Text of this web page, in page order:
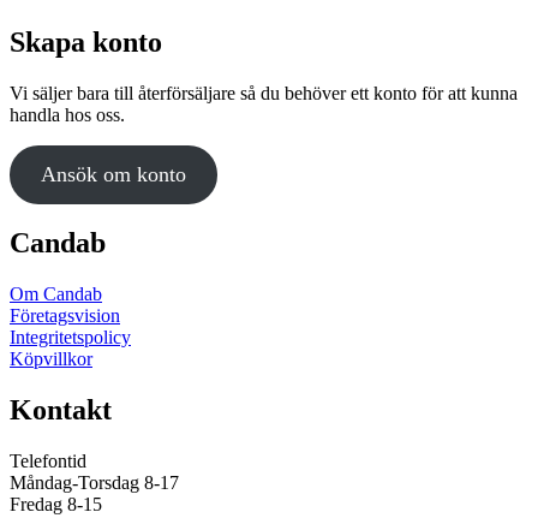
varianter.
olika
alternativen
på
produktsidan
Skapa konto
Vi säljer bara till återförsäljare så du behöver ett konto för att kunna
handla hos oss.
Ansök om konto
Candab
Om Candab
Företagsvision
Integritetspolicy
Köpvillkor
Kontakt
Telefontid
Måndag-Torsdag 8-17
Fredag 8-15